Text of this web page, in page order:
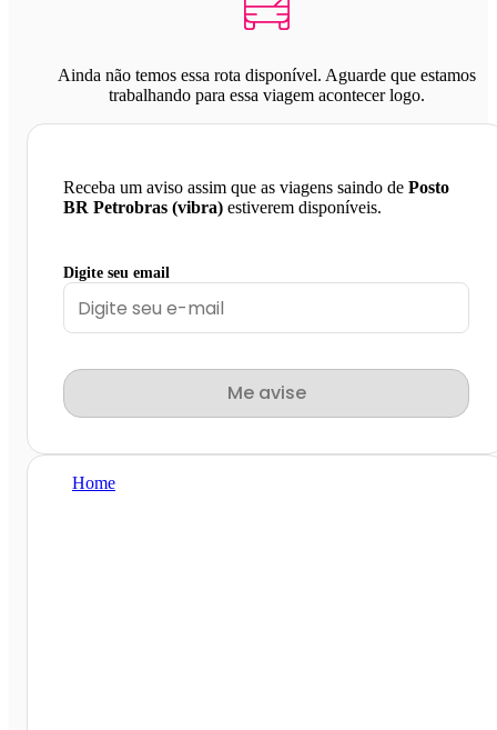
Ainda não temos essa rota disponível. Aguarde que estamos
trabalhando para essa viagem acontecer logo.
Receba um aviso assim que as viagens saindo de Posto
BR Petrobras (vibra) estiverem disponíveis.
Digite seu email
Me avise
Home